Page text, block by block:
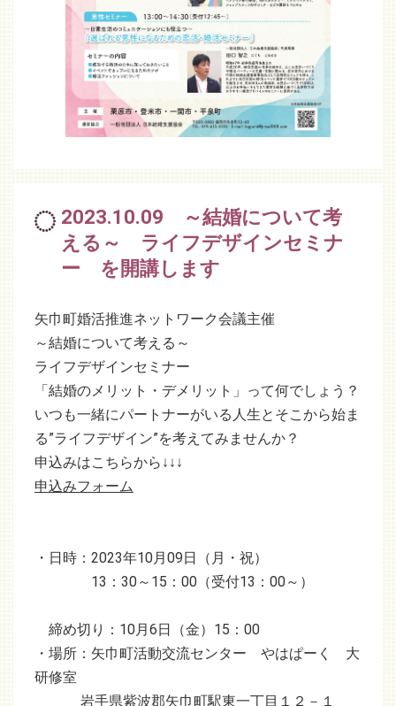
2023.10.09 ～結婚について考
える～ ライフデザインセミナ
ー を開講します
矢巾町婚活推進ネットワーク会議主催
～結婚について考える～
ライフデザインセミナー
「結婚のメリット・デメリット」って何でしょう？
いつも一緒にパートナーがいる人生とそこから始ま
る”ライフデザイン”を考えてみませんか？
申込みはこちらから↓↓↓
申込みフォーム
・日時：2023年10月09日（月・祝）
13：30～15：00（受付13：00～）
締め切り：10月6日（金）15：00
・場所：矢巾町活動交流センター やはぱーく 大
研修室
岩手県紫波郡矢巾町駅東一丁目１２－１